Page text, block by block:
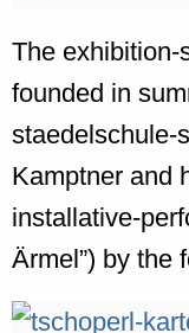
The
founded in
staedelschule-
Kamptner and
installative-
Ärmel”) by the